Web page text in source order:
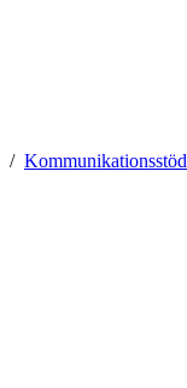
Kommunikationsstöd